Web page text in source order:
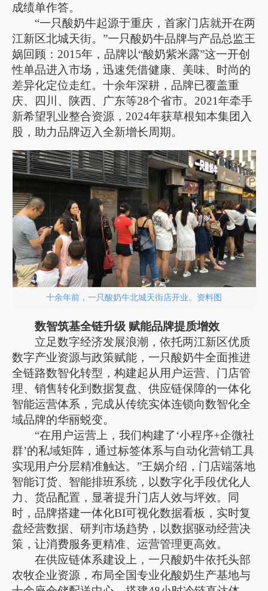
成绩单作答。
“一只酸奶牛起源于重庆，首家门店就开在两
江新区北城天街。”一只酸奶牛品牌与产品总监王
娲回顾：2015年，品牌以“酸奶紫米露”这一开创
性单品进入市场，迅速凭借健康、美味、时尚的
差异化定位走红。十余年深耕，品牌已覆盖重
庆、四川、陕西、广东等28个省市。2021年牵手
新希望乳业整合资源，2024年获草根知本集团入
股，助力品牌迈入全新增长周期。
十余年前，一只酸奶牛北城天街店开业。资料图
数智筑基全链升级 赋能品牌提质增效
立足数字经济发展浪潮，依托两江新区优质
数字产业资源与政策赋能，一只酸奶牛全面推进
全链路数智化转型，构建起从用户运营、门店管
理、销售转化到数据复盘、供应链保障的一体化
智能运营体系，完成从传统实体连锁向数智化全
域品牌的华丽蜕变。
“在用户运营上，我们构建了‘小程序+企微社
群’的私域矩阵，通过标签体系与自动化营销工具
实现用户分层精准触达。”王娲介绍，门店端落地
智能订货、智能排班系统，以数字化手段优化人
力、货品配置，显著提升门店人效与坪效。同
时，品牌搭建一体化BI可视化数据看板，实时复
盘经营数据、研判市场趋势，以数据驱动经营决
策，让消费服务更精准、运营管理更高效。
在供应链体系建设上，一只酸奶牛依托头部
农牧企业资源，布局全国专业化酸奶生产基地与